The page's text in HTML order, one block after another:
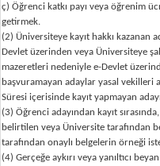
ç) Öğrenci katkı payı veya öğrenim
getirmek.
(2) Üniversiteye kayıt hakkı kazanan
Devlet üzerinden veya Üniversiteye
mazeretleri nedeniyle e-Devlet
başvuramayan adaylar yasal vekilleri
Süresi içerisinde kayıt yapmayan
(3) Öğrenci adayından kayıt
belirtilen veya Üniversite tarafından
tarafından onaylı belgelerin örneği
(4) Gerçeğe aykırı veya yanıltıcı